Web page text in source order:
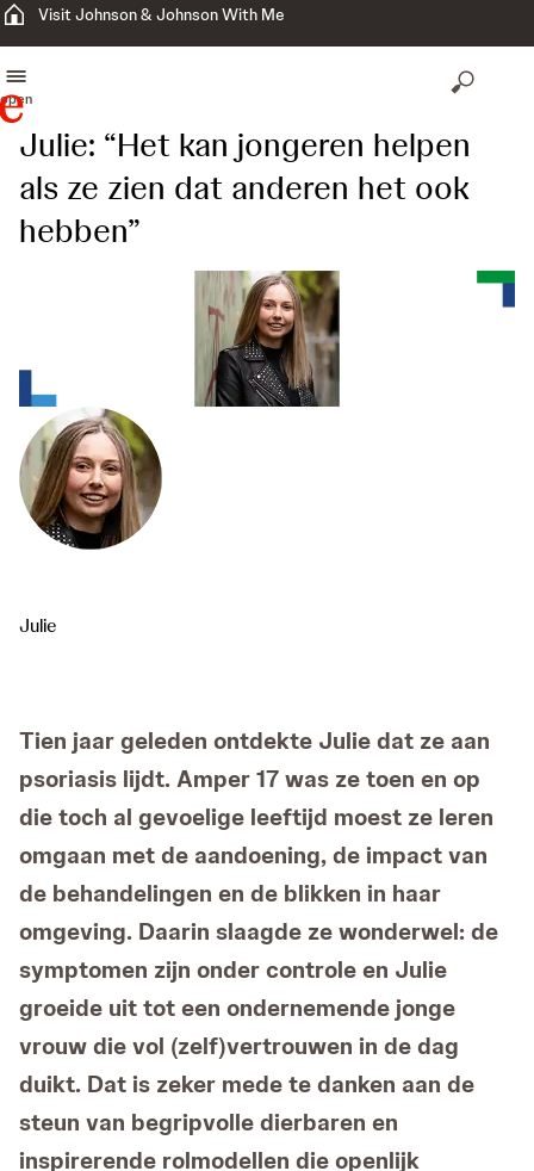
Visit Johnson & Johnson With Me
open
Julie: “Het kan jongeren helpen
als ze zien dat anderen het ook
hebben”
Julie
Tien jaar geleden ontdekte Julie dat ze aan
psoriasis lijdt. Amper 17 was ze toen en op
die toch al gevoelige leeftijd moest ze leren
omgaan met de aandoening, de impact van
de behandelingen en de blikken in haar
omgeving. Daarin slaagde ze wonderwel: de
symptomen zijn onder controle en Julie
groeide uit tot een ondernemende jonge
vrouw die vol (zelf)vertrouwen in de dag
duikt. Dat is zeker mede te danken aan de
steun van begripvolle dierbaren en
inspirerende rolmodellen die openlijk